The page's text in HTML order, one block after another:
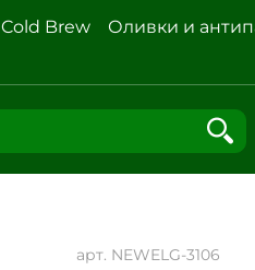
Cold Brew
Оливки и
арт. NEWELG-3106